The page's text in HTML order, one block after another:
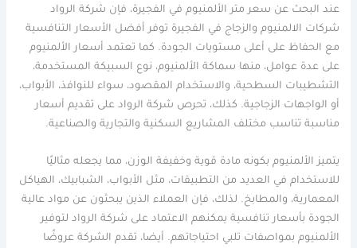
عند البحث عن سعر متر الألمنيوم في الفجيرة، فإن شركة الرواد
شركات الالمنيوم والزجاج في الفجيرة توفر أفضل الأسعار التنافسية
مع الحفاظ على أعلى مستويات الجودة. كما تعتمد أسعار الألمنيوم
على عدة عوامل، منها سماكة الألمنيوم، نوع السبيكة المستخدمة،
التشطيبات السطحية، والاستخدام المقصود، سواء للنوافذ، الأبواب،
أو الواجهات الزجاجية. كذلك، تحرص شركة الرواد على تقديم أسعار
مناسبة تناسب مختلف المشاريع السكنية والتجارية والصناعية.
يتميز الألمنيوم بكونه مادة قوية وخفيفة الوزن، مما يجعله مثاليًا
للاستخدام في العديد من التطبيقات، مثل الأبواب، الشبابيك، الهياكل
المعمارية، والمطابخ. لذلك، فإن العملاء الذين يبحثون عن مواد عالية
الجودة بأسعار تنافسية يمكنهم الاعتماد على شركة الرواد لتوفير
الألمنيوم بمواصفات تلبي احتياجاتهم. أيضا، تقدم الشركة عروضًا